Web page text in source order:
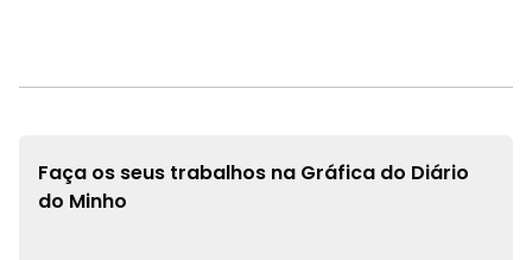
Faça os seus trabalhos na Gráfica do Diário
do Minho